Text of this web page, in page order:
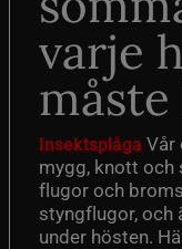
varje
Insektsplåga Vår
mygg, knott
flugor och
styngflugor, och
under hösten.